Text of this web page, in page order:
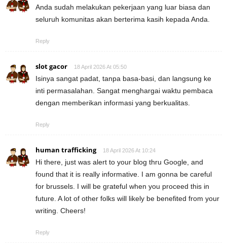
Anda sudah melakukan pekerjaan yang luar biasa dan
seluruh komunitas akan berterima kasih kepada Anda.
Reply
slot gacor 18 April 2026 At 05:50
Isinya sangat padat, tanpa basa-basi, dan langsung ke
inti permasalahan. Sangat menghargai waktu pembaca
dengan memberikan informasi yang berkualitas.
Reply
human trafficking 18 April 2026 At 10:24
Hi there, just was alert to your blog thru Google, and
found that it is really informative. I am gonna be careful
for brussels. I will be grateful when you proceed this in
future. A lot of other folks will likely be benefited from your
writing. Cheers!
Reply